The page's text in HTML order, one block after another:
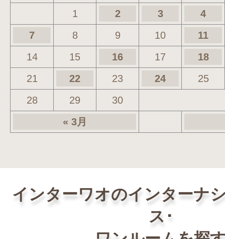
« 3月
1 2 3
4
7
8 9 10
11
14
15 16 17
18
21
22 23 24
25
28
29 30
インターワオのインターナ
ス･